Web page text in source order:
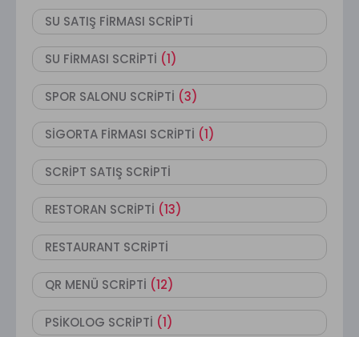
SU SATIŞ FİRMASI SCRİPTİ
SU FİRMASI SCRİPTİ (1)
SPOR SALONU SCRİPTİ (3)
SİGORTA FİRMASI SCRİPTİ (1)
SCRİPT SATIŞ SCRİPTİ
RESTORAN SCRİPTİ (13)
RESTAURANT SCRİPTİ
QR MENÜ SCRİPTİ (12)
PSİKOLOG SCRİPTİ (1)